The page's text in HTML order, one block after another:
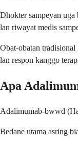
Dhokter sampeyan
lan riwayat medis
Obat-obatan
lan respon kanggo
Apa
Adalimumab-bwwd
Bedane utama asring